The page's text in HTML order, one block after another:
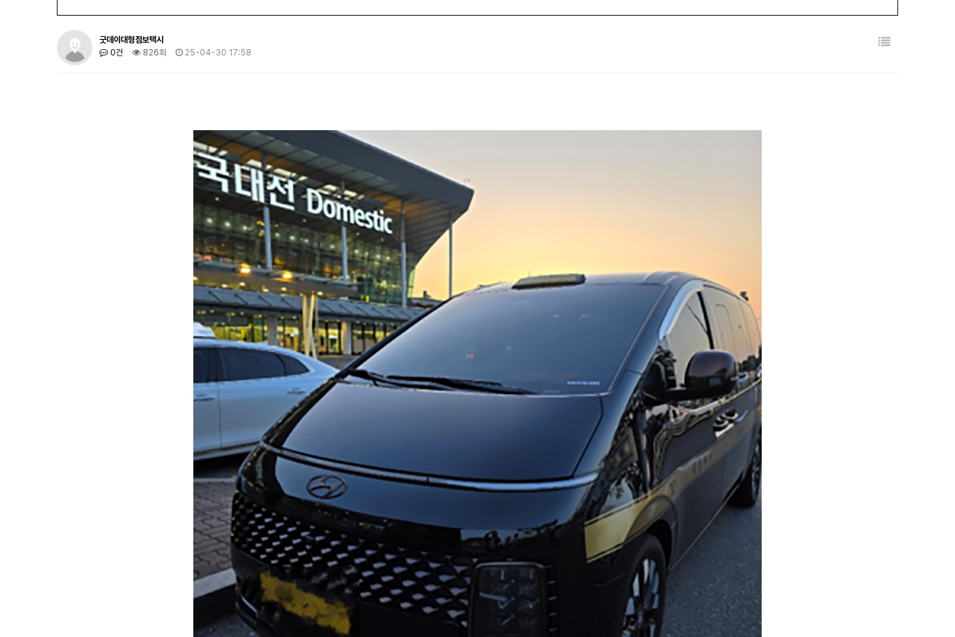
굿데이대형점보택시
0건
826회 25-04-30 17:58